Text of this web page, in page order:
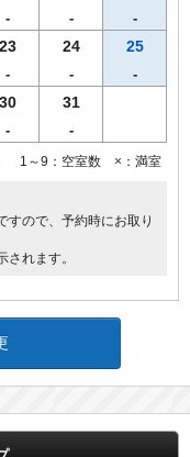
- - -
23
-
24
-
25
-
30
-
31
-
1～9：空室数 ×：満室
ので、予約時にお取り
れます。